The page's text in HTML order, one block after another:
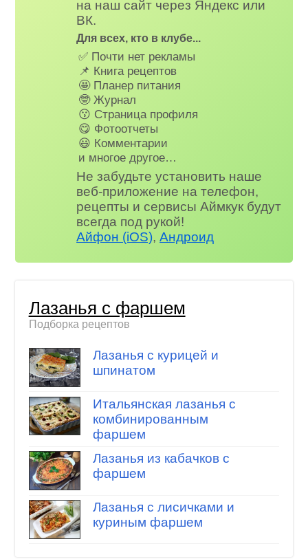
на наш сайт через Яндекс или
ВК.
Для всех, кто в клубе...
✅ Почти нет рекламы
📌 Книга рецептов
🤩 Планер питания
🤓 Журнал
😗 Страница профиля
😋 Фотоотчеты
😃 Комментарии
и многое другое…
Не забудьте установить наше
веб-приложение на телефон,
рецепты и сервисы Аймкук будут
всегда под рукой!
Айфон (iOS),Андроид
Лазанья с фаршем
Подборка рецептов
Лазанья с курицей и
шпинатом
Итальянская лазанья с
комбинированным
фаршем
Лазанья из кабачков с
фаршем
Лазанья с лисичками и
куриным фаршем